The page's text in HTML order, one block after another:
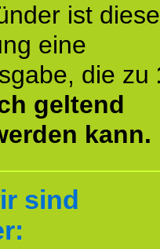
ist diese
eine
die zu
geltend
kann.
sind